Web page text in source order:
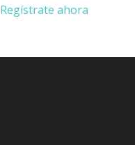
Regístrate ahora